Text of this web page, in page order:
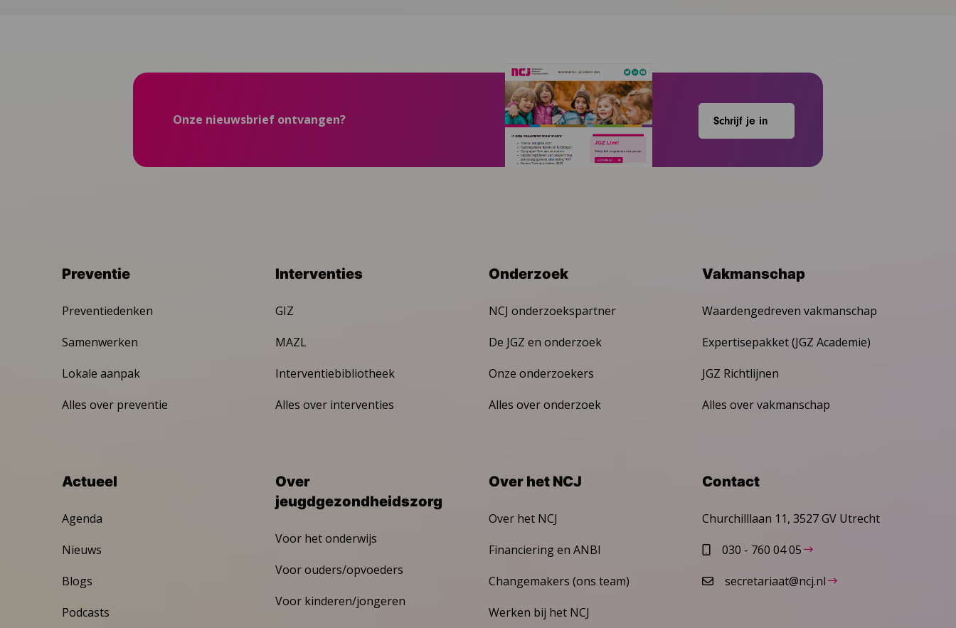
Onze nieuwsbrief ontvangen? Schrijf je in
Preventie
Preventiedenken
Samenwerken
Lokale aanpak
Alles over preventie
Interventies
GIZ
MAZL
Interventiebibliotheek
Alles over interventies
Onderzoek
NCJ onderzoekspartner
De JGZ en onderzoek
Onze onderzoekers
Alles over onderzoek
Vakmanschap
Waardengedreven vakmanschap
Expertisepakket (JGZ Academie)
JGZ Richtlijnen
Alles over vakmanschap
Actueel
Agenda
Nieuws
Blogs
Podcasts
Over
jeugdgezondheidszorg
Voor het onderwijs
Voor ouders/opvoeders
Voor kinderen/jongeren
Over het NCJ
Over het NCJ
Financiering en ANBI
Changemakers (ons team)
Werken bij het NCJ
Contact
Churchilllaan 11, 3527 GV Utrecht
030 - 760 04 05
secretariaat@ncj.nl